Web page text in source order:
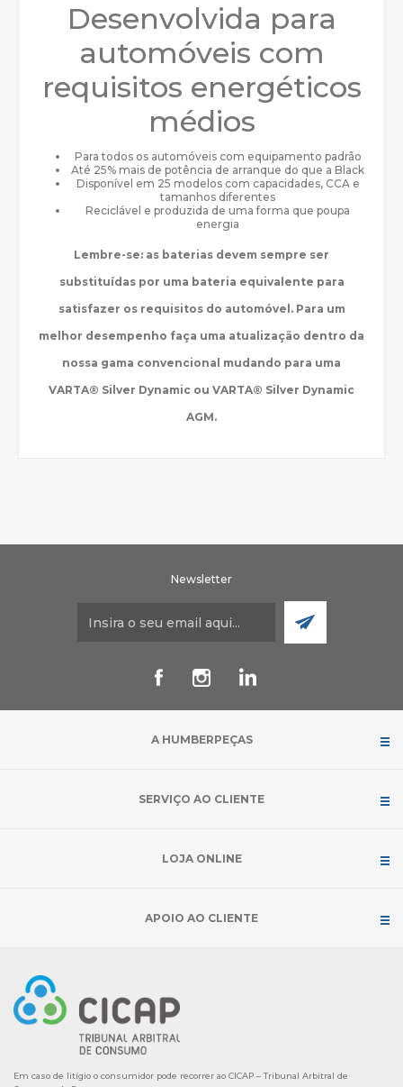
Desenvolvida para
automóveis com
requisitos energéticos
médios
Para todos os automóveis com equipamento padrão
Até 25% mais de potência de arranque do que a Black
Disponível em 25 modelos com capacidades, CCA e
tamanhos diferentes
Reciclável e produzida de uma forma que poupa
energia
Lembre-se: as baterias devem sempre ser
substituídas por uma bateria equivalente para
satisfazer os requisitos do automóvel. Para um
melhor desempenho faça uma atualização dentro da
nossa gama convencional mudando para uma
VARTA® Silver Dynamic ou VARTA® Silver Dynamic
AGM.
Newsletter
A HUMBERPEÇAS
SERVIÇO AO CLIENTE
LOJA ONLINE
APOIO AO CLIENTE
Em caso de litígio o consumidor pode recorrer ao CICAP – Tribunal Arbitral de